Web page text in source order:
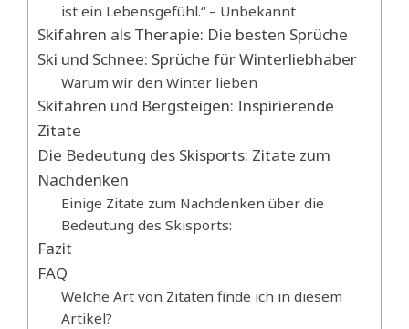
ist ein Lebensgefühl.“ – Unbekannt
Skifahren als Therapie: Die besten Sprüche
Ski und Schnee: Sprüche für Winterliebhaber
Warum wir den Winter lieben
Skifahren und Bergsteigen: Inspirierende
Zitate
Die Bedeutung des Skisports: Zitate zum
Nachdenken
Einige Zitate zum Nachdenken über die
Bedeutung des Skisports:
Fazit
FAQ
Welche Art von Zitaten finde ich in diesem
Artikel?